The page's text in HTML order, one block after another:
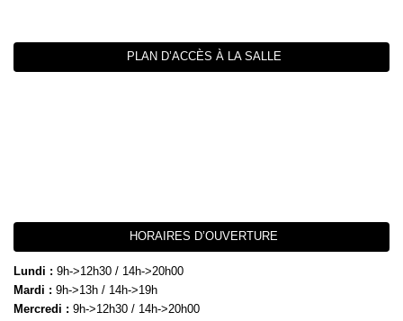
PLAN D’ACCÈS À LA SALLE
HORAIRES D’OUVERTURE
Lundi : 9h->12h30 / 14h->20h00
Mardi : 9h->13h / 14h->19h
Mercredi : 9h->12h30 / 14h->20h00